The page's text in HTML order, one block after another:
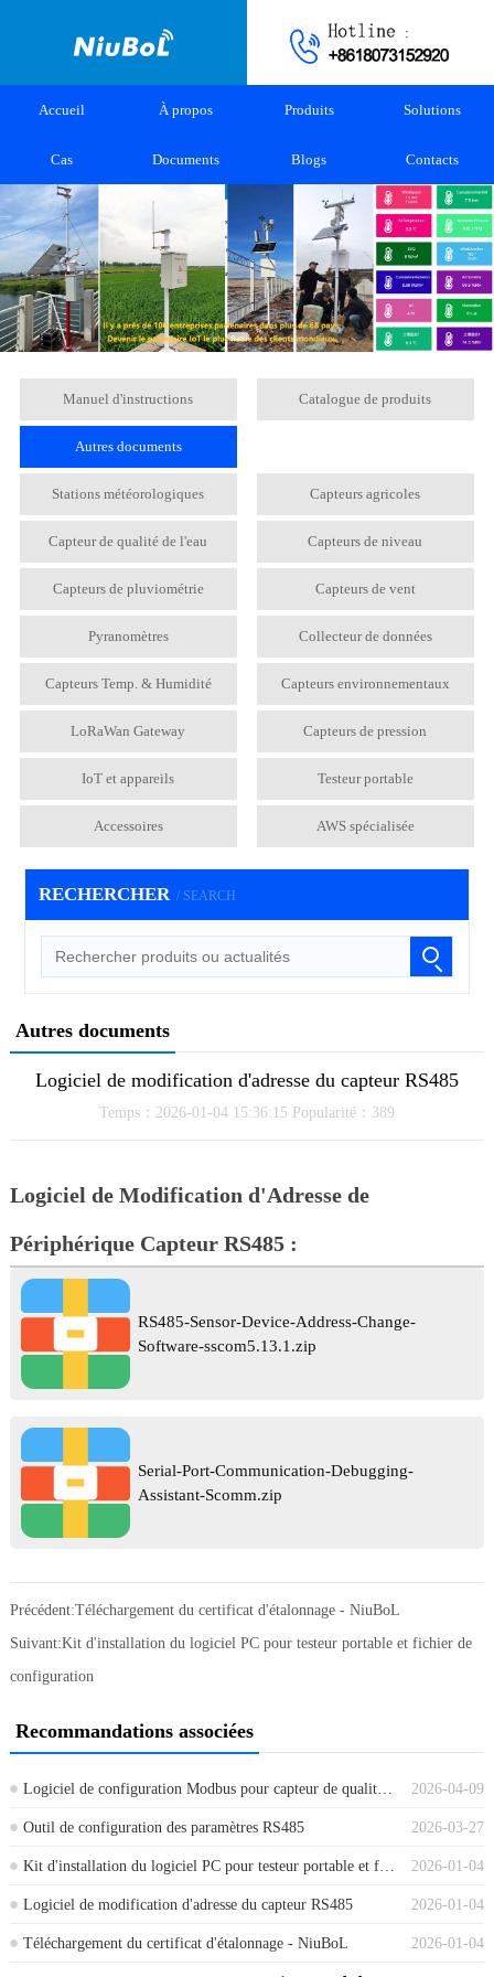
Accueil À propos Produits Solutions
Cas Documents Blogs Contacts
Manuel d'instructions Catalogue de produits
Autres documents
Stations météorologiques Capteurs agricoles
Capteur de qualité de l'eau Capteurs de niveau
Capteurs de pluviométrie Capteurs de vent
Pyranomètres Collecteur de données
Capteurs Temp. & Humidité Capteurs environnementaux
LoRaWan Gateway Capteurs de pression
IoT et appareils Testeur portable
Accessoires AWS spécialisée
RECHERCHER / SEARCH
Autres documents
Logiciel de modification d'adresse du capteur RS485
Temps：2026-01-04 15:36:15 Popularité：389
Logiciel de Modification d'Adresse de
Périphérique Capteur RS485 :
RS485-Sensor-Device-Address-Change-
Software-sscom5.13.1.zip
Serial-Port-Communication-Debugging-
Assistant-Scomm.zip
Précédent:Téléchargement du certificat d'étalonnage - NiuBoL
Suivant:Kit d'installation du logiciel PC pour testeur portable et fichier de
configuration
Recommandations associées
2026-04-09
Logiciel de configuration Modbus pour capteur de qualité de l'eau 250312
2026-03-27
Outil de configuration des paramètres RS485
2026-01-04
Kit d'installation du logiciel PC pour testeur portable et fichier de configuration
2026-01-04
Logiciel de modification d'adresse du capteur RS485
2026-01-04
Téléchargement du certificat d'étalonnage - NiuBoL